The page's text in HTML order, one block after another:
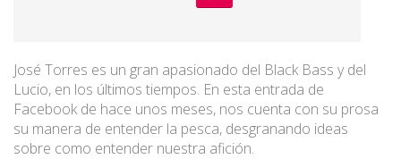
José Torres es un gran apasionado del Black Bass y del
Lucio, en los últimos tiempos. En esta entrada de
Facebook de hace unos meses, nos cuenta con su prosa
su manera de entender la pesca, desgranando ideas
sobre como entender nuestra afición.